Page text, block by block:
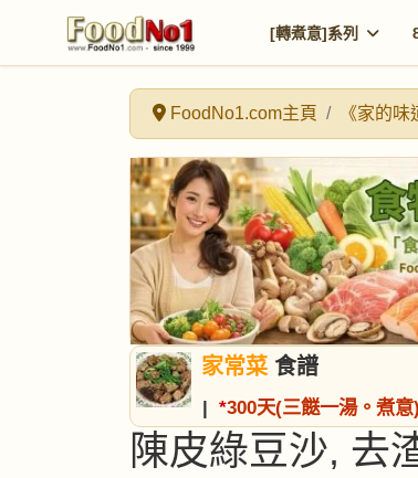
[轉煮意]系列
FoodNo1.com主頁 《家的味
家常菜 食譜
| *300天(三餸一湯。煮意)
陳皮綠豆沙, 去